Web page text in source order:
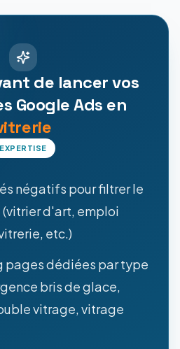
de lancer vos
Google Ads en
EXPERTISE
négatifs pour filtrer le
d'art, emploi
etc.)
pages dédiées par type
bris de glace,
vitrage, vitrage